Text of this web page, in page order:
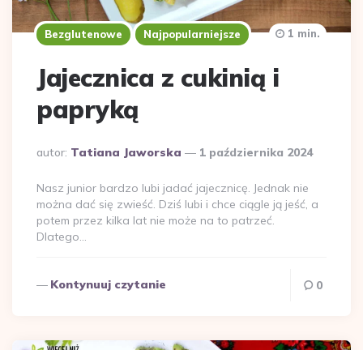
Bezglutenowe Najpopularniejsze
Jajecznica z cukinią i
papryką
Dodane
autor: Tatiana Jaworska 1 października 2024
1 min.
Nasz junior bardzo lubi jadać jajecznicę. Jednak nie
można dać się zwieść. Dziś lubi i chce ciągle ją jeść, a
potem przez kilka lat nie może na to patrzeć.
Dlatego…
Kontynuuj czytanie 0